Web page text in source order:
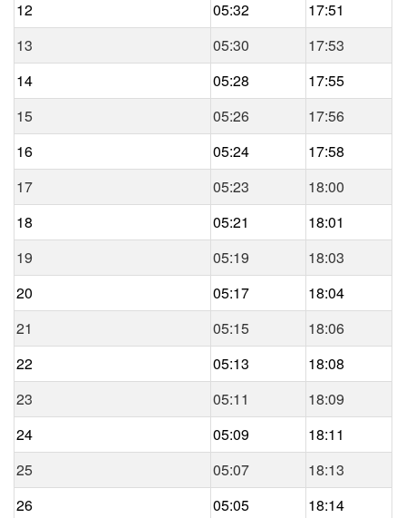
12
05:32
17:51
13
05:30
17:53
14
05:28
17:55
15
05:26
17:56
16
05:24
17:58
17
05:23
18:00
18
05:21
18:01
19
05:19
18:03
20
05:17
18:04
21
05:15
18:06
22
05:13
18:08
23
05:11
18:09
24
05:09
18:11
25
05:07
18:13
26
05:05
18:14